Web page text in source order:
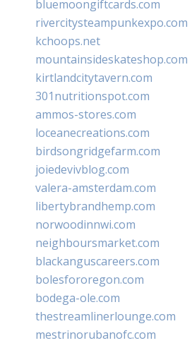
bluemoongiftcards.com
rivercitysteampunkexpo.com
kchoops.net
mountainsideskateshop.com
kirtlandcitytavern.com
301nutritionspot.com
ammos-stores.com
loceanecreations.com
birdsongridgefarm.com
joiedevivblog.com
valera-amsterdam.com
libertybrandhemp.com
norwoodinnwi.com
neighboursmarket.com
blackanguscareers.com
bolesfororegon.com
bodega-ole.com
thestreamlinerlounge.com
mestrinorubanofc.com